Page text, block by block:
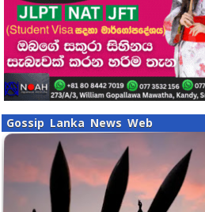
Gossip Lanka News Web